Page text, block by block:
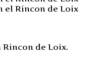
Rincon de Loix.